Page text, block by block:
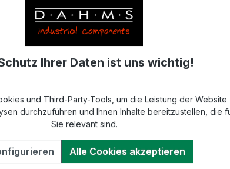
entwickelt.
5 A)
EN 61869-2)
1 × Primärnennstrom)
Ihrer Daten ist uns wichtig!
und Third-Party-Tools, um die Leistung der Website
durchzuführen und Ihnen Inhalte bereitzustellen, die
Sie relevant sind.
Alle Cookies akzeptieren